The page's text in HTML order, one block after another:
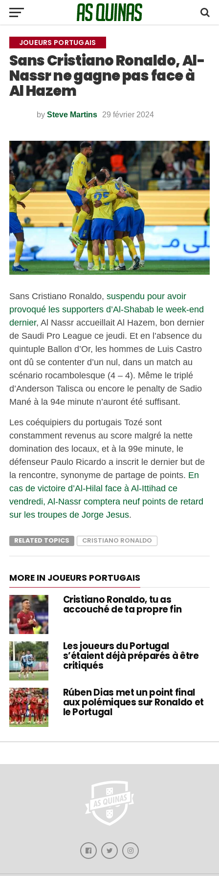
JOUEURS PORTUGAIS
Sans Cristiano Ronaldo, Al-
Nassr ne gagne pas face à
Al Hazem
by Steve Martins 29 février 2024
Sans Cristiano Ronaldo, suspendu pour avoir
provoqué les supporters d’Al-Shabab le week-end
dernier, Al Nassr accueillait Al Hazem, bon dernier
de Saudi Pro League ce jeudi. Et en l’absence du
quintuple Ballon d’Or, les hommes de Luis Castro
ont dû se contenter d’un nul, dans un match au
scénario rocambolesque (4 – 4). Même le triplé
d’Anderson Talisca ou encore le penalty de Sadio
Mané à la 94e minute n’auront été suffisant.
Les coéquipiers du portugais Tozé sont
constamment revenus au score malgré la nette
domination des locaux, et à la 99e minute, le
défenseur Paulo Ricardo a inscrit le dernier but de
la rencontre, synonyme de partage de points. En
cas de victoire d’Al-Hilal face à Al-Ittihad ce
vendredi, Al-Nassr comptera neuf points de retard
sur les troupes de Jorge Jesus.
RELATED TOPICS CRISTIANO RONALDO
MORE IN JOUEURS PORTUGAIS
Cristiano Ronaldo, tu as
accouché de ta propre fin
Les joueurs du Portugal
s’étaient déjà préparés à être
critiqués
Rúben Dias met un point final
aux polémiques sur Ronaldo et
le Portugal